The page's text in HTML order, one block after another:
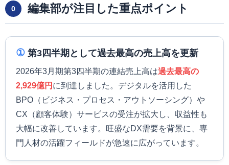
0 編集部が注目した重点ポイント
① 第3四半期として過去最高の売上高を更新
2026年3月期第3四半期の連結売上高は過去最高の
2,929億円 に到達しました。デジタルを活用した
BPO（ビジネス・プロセス・アウトソーシング）や
CX（顧客体験）サービスの受注が拡大し、収益性も
大幅に改善しています。旺盛なDX需要を背景に、専
門人材の活躍フィールドが急速に広がっています。